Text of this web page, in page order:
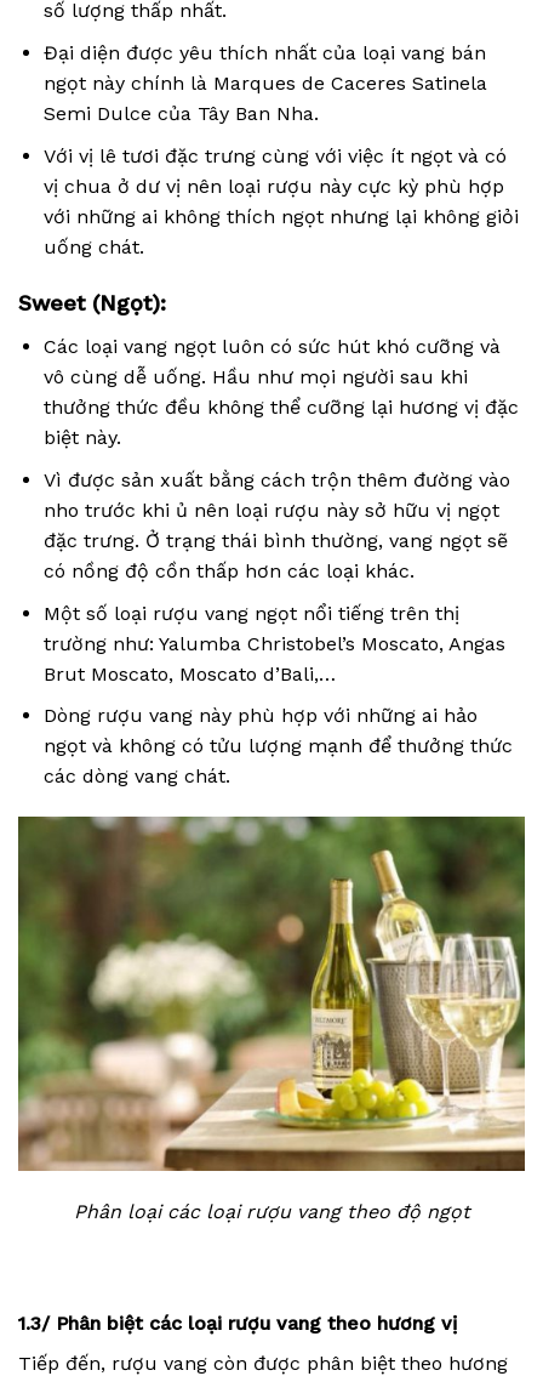
số lượng thấp nhất.
Đại diện được yêu thích nhất của loại vang bán
ngọt này chính là Marques de Caceres Satinela
Semi Dulce của Tây Ban Nha.
Với vị lê tươi đặc trưng cùng với việc ít ngọt và có
vị chua ở dư vị nên loại rượu này cực kỳ phù hợp
với những ai không thích ngọt nhưng lại không giỏi
uống chát.
Sweet (Ngọt):
Các loại vang ngọt luôn có sức hút khó cưỡng và
vô cùng dễ uống. Hầu như mọi người sau khi
thưởng thức đều không thể cưỡng lại hương vị đặc
biệt này.
Vì được sản xuất bằng cách trộn thêm đường vào
nho trước khi ủ nên loại rượu này sở hữu vị ngọt
đặc trưng. Ở trạng thái bình thường, vang ngọt sẽ
có nồng độ cồn thấp hơn các loại khác.
Một số loại rượu vang ngọt nổi tiếng trên thị
trường như: Yalumba Christobel’s Moscato, Angas
Brut Moscato, Moscato d’Bali,…
Dòng rượu vang này phù hợp với những ai hảo
ngọt và không có tửu lượng mạnh để thưởng thức
các dòng vang chát.
Phân loại các loại rượu vang theo độ ngọt
1.3/ Phân biệt các loại rượu vang theo hương vị
Tiếp đến, rượu vang còn được phân biệt theo hương